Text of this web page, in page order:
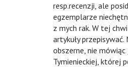
resp.recenzji, ale
egzemplarze
z mych rak. W tej
artykuły
obszerne, nie mówiąc
Tymienieckiej, której